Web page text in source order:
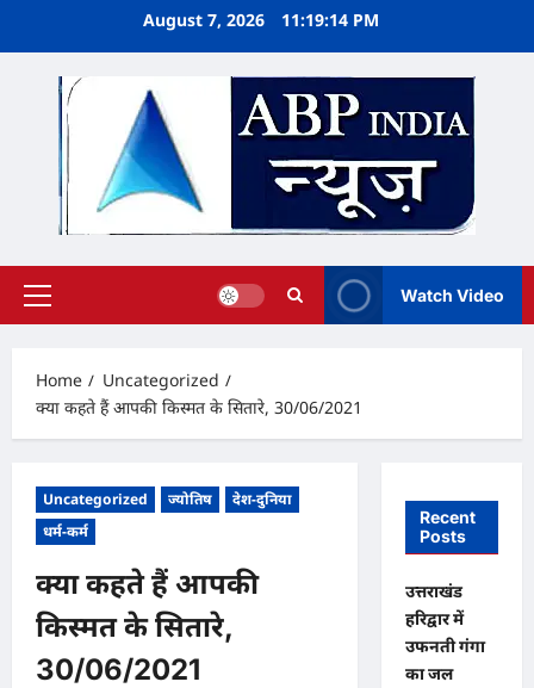
August 7, 2026 11:19:14 PM
Primary
Watch Video
Home
Uncategorized
क्या कहते हैं आपकी किस्मत के सितारे, 30/06/2021
Uncategorized ज्योतिष
देश-दुनिया
धर्म-कर्म
क्या कहते हैं आपकी
किस्मत के सितारे,
30/06/2021
Recent
Posts
उत्तराखंड
हरिद्वार में
उफनती गंगा
का जल